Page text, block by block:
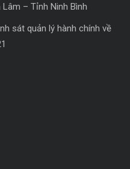
– Tỉnh Ninh Bình
sát quản lý hành chính về